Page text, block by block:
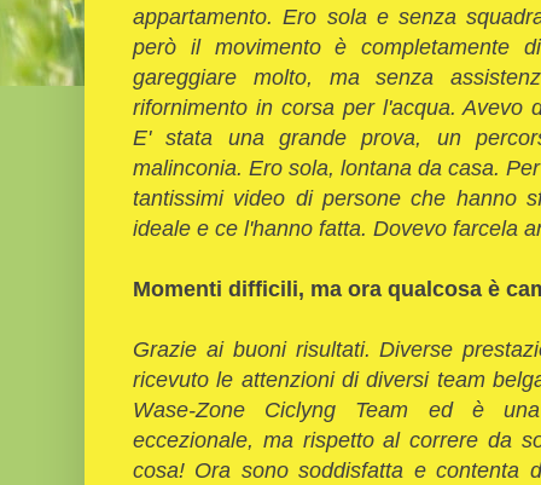
appartamento. Ero sola e senza
però il movimento è completamente
gareggiare molto, ma senza
rifornimento in corsa per l'acqua. Avevo
E' stata una grande prova, un
malinconia. Ero sola, lontana da casa.
tantissimi video di persone che hanno
ideale e ce l'hanno fatta. Dovevo farcela
Momenti difficili, ma ora qualcosa è
Grazie ai buoni risultati. Diverse
ricevuto le attenzioni di diversi team
Wase-Zone Ciclyng Team ed è
eccezionale, ma rispetto al correre da
cosa! Ora sono soddisfatta e contenta